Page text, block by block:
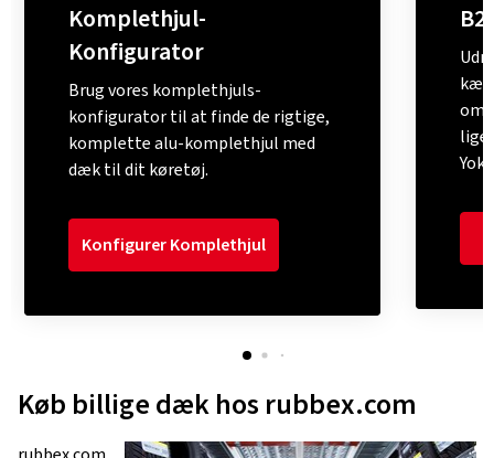
Komplethjul-
Konfigurator
Brug vores komplethjuls-
konfigurator til at finde de rigtige,
komplette alu-komplethjul med
dæk til dit køretøj.
Konfigurer Komplethjul
lige
Køb billige dæk hos rubbex.com